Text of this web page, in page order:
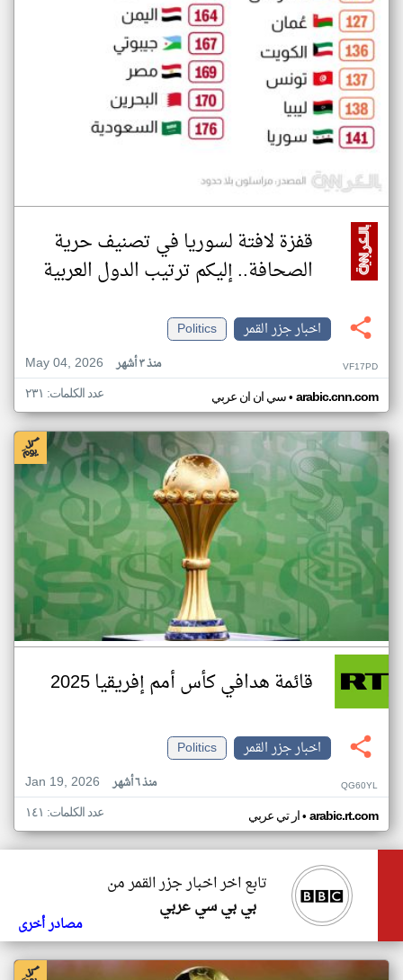
قفزة لافتة لسوريا في تصنيف حرية
الصحافة.. إليكم ترتيب الدول العربية
اخبار جزر القمر
Politics
May 04, 2026
منذ ٣ أشهر VF17PD
سي ان ان عربي• arabic.cnn.com عدد الكلمات: ٢٣١
قائمة هدافي كأس أمم إفريقيا 2025
اخبار جزر القمر
Politics
Jan 19, 2026
منذ ٦ أشهر QG60YL
ار تي عربي• arabic.rt.com عدد الكلمات: ١٤١
تابع اخر اخبار جزر القمر من
بي بي سي عربي
مصادر أخرى